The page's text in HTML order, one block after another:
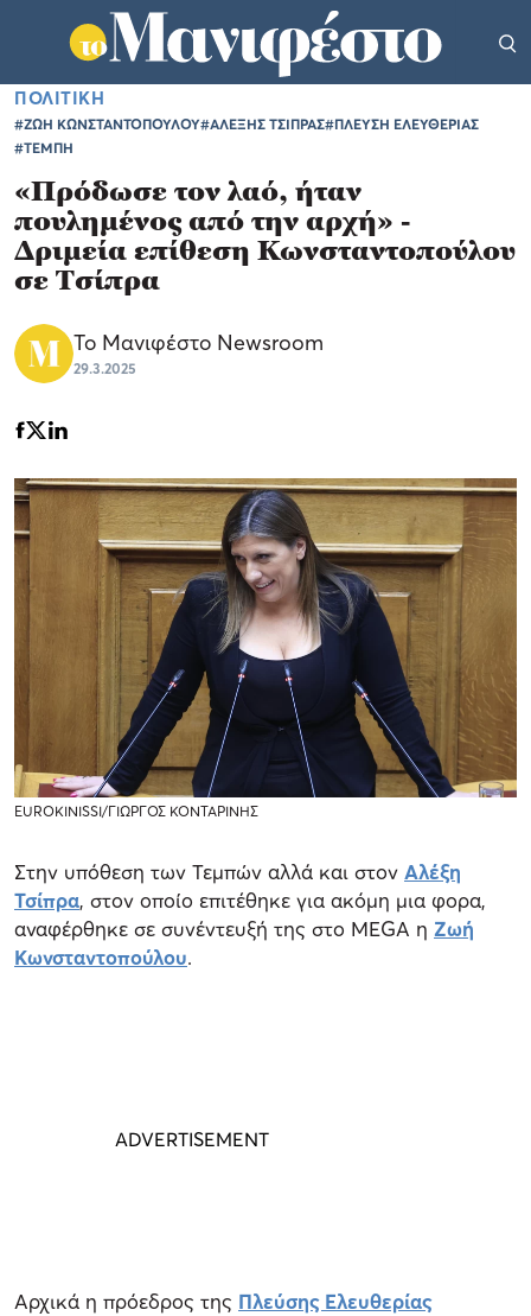
ΠΟΛΙΤΙΚΗ
#ΖΩΗ ΚΩΝΣΤΑΝΤΟΠΟΥΛΟΥ#ΑΛΕΞΗΣ ΤΣΙΠΡΑΣ#ΠΛΕΥΣΗ ΕΛΕΥΘΕΡΙΑΣ
#ΤΕΜΠΗ
«Πρόδωσε τον λαό, ήταν
πουλημένος από την αρχή» -
Δριμεία επίθεση Κωνσταντοπούλου
σε Τσίπρα
Το Μανιφέστο Newsroom
29.3.2025
EUROKINISSI/ΓΙΩΡΓΟΣ ΚΟΝΤΑΡΙΝΗΣ
Στην υπόθεση των Τεμπών αλλά και στον Αλέξη
Τσίπρα, στον οποίο επιτέθηκε για ακόμη μια φορα,
αναφέρθηκε σε συνέντευξή της στο MEGA η Ζωή
Κωνσταντοπούλου.
Αρχικά η πρόεδρος της Πλεύσης Ελευθερίας